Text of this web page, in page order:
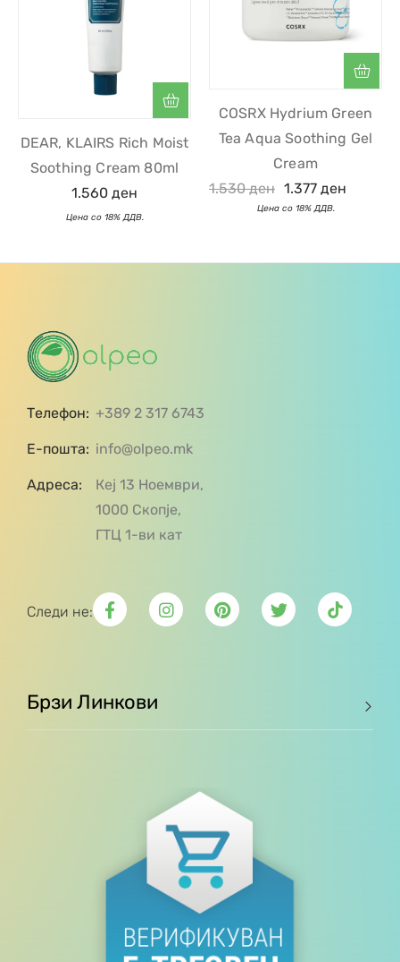
DEAR, KLAIRS Rich Moist
Soothing Cream 80ml
1.560 ден
COSRX Hydrium Green
Tea Aqua Soothing Gel
Cream
1.530ден 1.377 ден
Телефон: +389 2 317 6743
Е-пошта: info@olpeo.mk
Адреса:
Кеј 13 Ноември,
1000 Скопје,
ГТЦ 1-ви кат
Следи не:
Брзи Линкови